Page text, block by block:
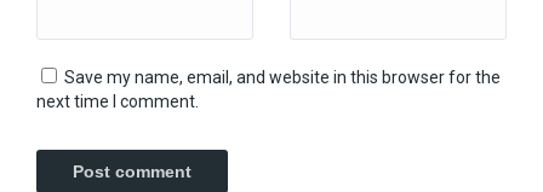
Save my name, email, and website in this browser for the
next time I comment.